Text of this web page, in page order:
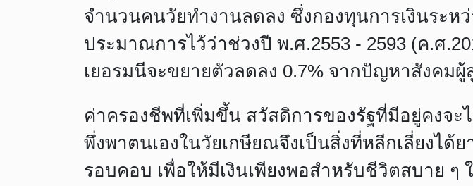
จำนวนคนวัยทำงานลดลง ซึ่งกองทุนการเงินระหว่
ประมาณการไว้ว่าช่วงปี พ.ศ.2553 - 2593 (ค.ศ
เยอรมนีจะขยายตัวลดลง 0.7% จากปัญหาสังคมผู้
ค่าครองชีพที่เพิ่มขึ้น สวัสดิการของรัฐที่มีอยู่คงจะ
พึ่งพาตนเองในวัยเกษียณจึงเป็นสิ่งที่หลีกเลี่ยงได้
รอบคอบ เพื่อให้มีเงินเพียงพอสำหรับชีวิตสบาย ๆ